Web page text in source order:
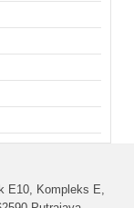
E10, Kompleks E,